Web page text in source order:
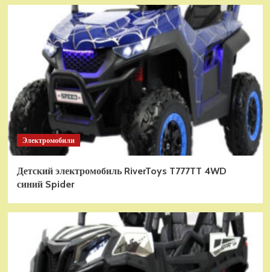
Электромобили
Детский электромобиль RiverToys T777TT 4WD
синий Spider